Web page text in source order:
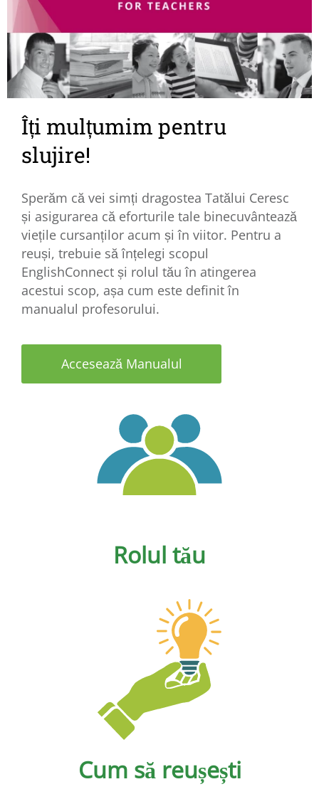
Îți mulțumim pentru
slujire!
Sperăm că vei simți dragostea Tatălui Ceresc
și asigurarea că eforturile tale binecuvântează
viețile cursanților acum și în viitor. Pentru a
reuși, trebuie să înțelegi scopul
EnglishConnect și rolul tău în atingerea
acestui scop, așa cum este definit în
manualul profesorului.
Accesează Manualul
Rolul tău
Cum să reușești